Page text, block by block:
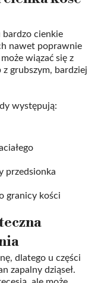
cienkie
nawet poprawnie
wiązać się z
grubszym, bardziej
występują:
przedsionka
granicy kości
dlatego u części
zapalny dziąseł.